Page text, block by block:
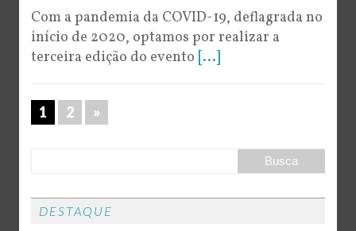
Com a pandemia da COVID-19, deflagrada no
início de 2020, optamos por realizar a
terceira edição do evento [...]
1 2 »
DESTAQUE